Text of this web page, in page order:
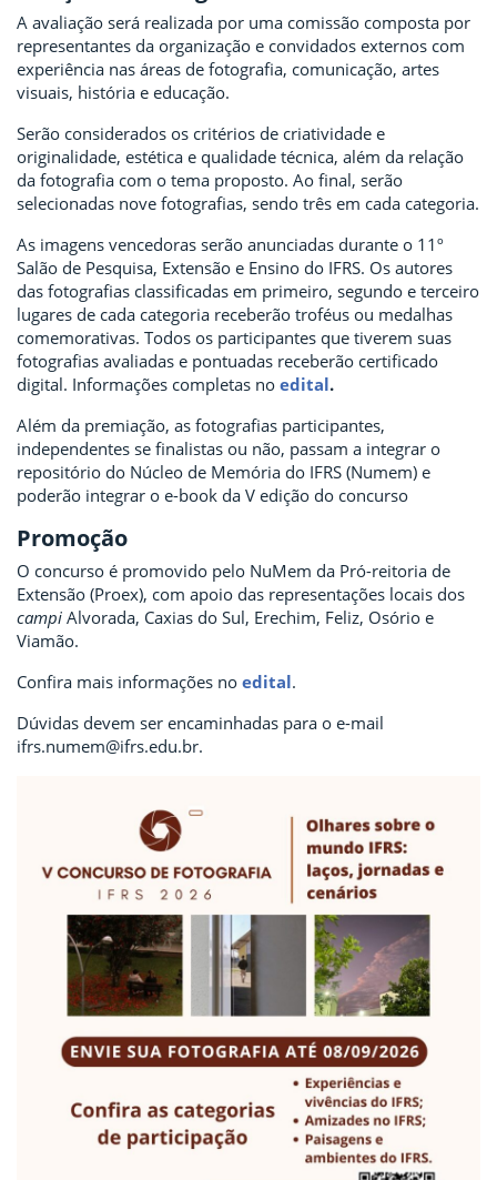
A avaliação será realizada por uma comissão composta por
representantes da organização e convidados externos com
experiência nas áreas de fotografia, comunicação, artes
visuais, história e educação.
Serão considerados os critérios de criatividade e
originalidade, estética e qualidade técnica, além da relação
da fotografia com o tema proposto. Ao final, serão
selecionadas nove fotografias, sendo três em cada categoria.
As imagens vencedoras serão anunciadas durante o 11º
Salão de Pesquisa, Extensão e Ensino do IFRS. Os autores
das fotografias classificadas em primeiro, segundo e terceiro
lugares de cada categoria receberão troféus ou medalhas
comemorativas. Todos os participantes que tiverem suas
fotografias avaliadas e pontuadas receberão certificado
digital. Informações completas no edital.
Além da premiação, as fotografias participantes,
independentes se finalistas ou não, passam a integrar o
repositório do Núcleo de Memória do IFRS (Numem) e
poderão integrar o e-book da V edição do concurso
Promoção
O concurso é promovido pelo NuMem da Pró-reitoria de
Extensão (Proex), com apoio das representações locais dos
campi Alvorada, Caxias do Sul, Erechim, Feliz, Osório e
Viamão.
Confira mais informações no edital.
Dúvidas devem ser encaminhadas para o e-mail
ifrs.numem@ifrs.edu.br.